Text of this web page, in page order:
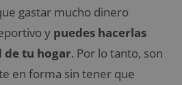
gastar mucho dinero
y puedes hacerlas
de tu hogar. Por lo tanto, son
en forma sin tener que